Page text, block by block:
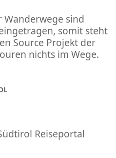
Wanderwege sind
somit steht
Source Projekt der
nichts im Wege.
Reiseportal